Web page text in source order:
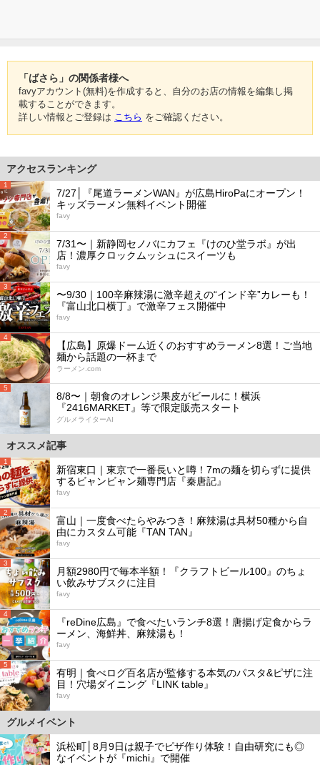
「ばさら」の関係者様へ
favyアカウント(無料)を作成すると、自分のお店の情報を編集し掲
載することができます。
詳しい情報とご登録は こちら をご確認ください。
アクセスランキング
1
7/27│『尾道ラーメンWAN』が広島HiroPaにオープン！
キッズラーメン無料イベント開催
favy
2
7/31〜｜新静岡セノバにカフェ『けのひ堂ラボ』が出
店！濃厚クロックムッシュにスイーツも
favy
3
〜9/30｜100辛麻辣湯に激辛超えの“インド辛”カレーも！
『富山北口横丁』で激辛フェス開催中
favy
4
【広島】原爆ドーム近くのおすすめラーメン8選！ご当地
麺から話題の一杯まで
ラーメン.com
5
8/8〜｜朝食のオレンジ果皮がビールに！横浜
『2416MARKET』等で限定販売スタート
グルメライターAI
オススメ記事
1
新宿東口｜東京で一番長いと噂！7mの麺を切らずに提供
するビャンビャン麺専門店『秦唐記』
favy
2
富山｜一度食べたらやみつき！麻辣湯は具材50種から自
由にカスタム可能『TAN TAN』
favy
3
月額2980円で毎本半額！『クラフトビール100』のちょ
い飲みサブスクに注目
favy
4
『reDine広島』で食べたいランチ8選！唐揚げ定食からラ
ーメン、海鮮丼、麻辣湯も！
favy
5
有明｜食べログ百名店が監修する本気のパスタ&ピザに注
目！穴場ダイニング『LINK table』
favy
グルメイベント
浜松町│8月9日は親子でピザ作り体験！自由研究にも◎
なイベントが『michi』で開催